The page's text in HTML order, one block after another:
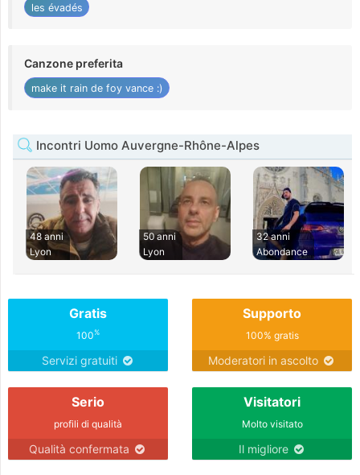
les évadés
Canzone preferita
make it rain de foy vance :)
Incontri Uomo Auvergne-Rhône-Alpes
48 anni
Lyon
50 anni
Lyon
32 anni
Abondance
Gratis
100%
Servizi gratuiti
Supporto
100% gratis
Moderatori in ascolto
Serio
profili di qualità
Qualità confermata
Visitatori
Molto visitato
Il migliore